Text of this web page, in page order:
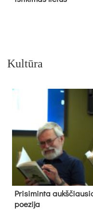
Kultūra
Pri­si­min­ta
poe­zi­ja